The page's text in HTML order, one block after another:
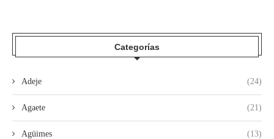
Categorías
Adeje (24)
Agaete (21)
Agüimes (13)